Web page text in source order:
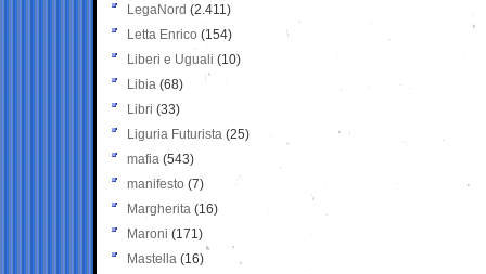
LegaNord (2.411)
Letta Enrico (154)
Liberi e Uguali (10)
Libia (68)
Libri (33)
Liguria Futurista (25)
mafia (543)
manifesto (7)
Margherita (16)
Maroni (171)
Mastella (16)